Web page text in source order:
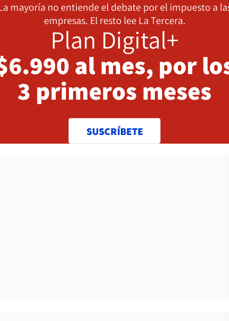
mayoría no entiende el debate por el impuesto a
empresas. El resto lee La Tercera.
Plan Digital+
al mes, por
3 primeros meses
SUSCRÍBETE